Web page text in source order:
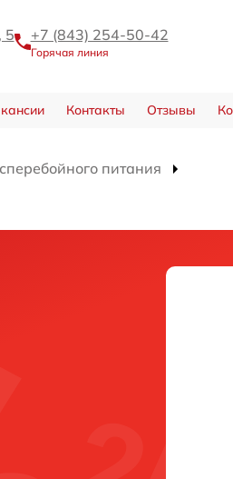
5 +7 (843) 254-50-42
Горячая линия
Контакты Отзывы
питания